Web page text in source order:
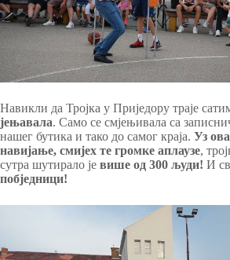
Навикли да Тројка у Приједору траје
јењавала. Само се смјењивала са
нашег бутика и тако до самог краја. Уз
навијање, смијех те громке аплаузе,
сутра шутирало је више од 300 људи! И
побједници!